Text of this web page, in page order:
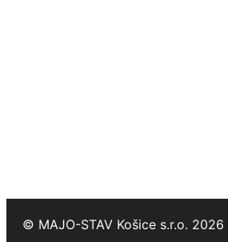
© MAJO-STAV Košice s.r.o.